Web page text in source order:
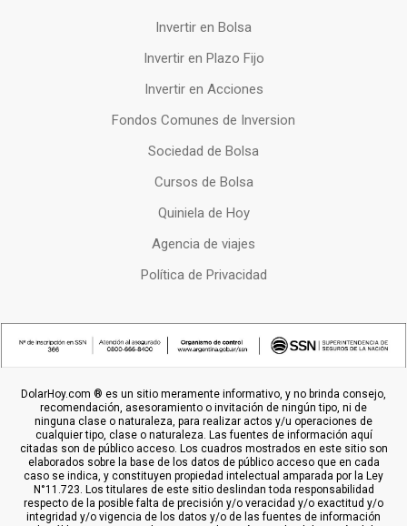
Invertir en Bolsa
Invertir en Plazo Fijo
Invertir en Acciones
Fondos Comunes de Inversion
Sociedad de Bolsa
Cursos de Bolsa
Quiniela de Hoy
Agencia de viajes
Política de Privacidad
DolarHoy.com ® es un sitio meramente informativo, y no brinda consejo,
recomendación, asesoramiento o invitación de ningún tipo, ni de
ninguna clase o naturaleza, para realizar actos y/u operaciones de
cualquier tipo, clase o naturaleza. Las fuentes de información aquí
citadas son de público acceso. Los cuadros mostrados en este sitio son
elaborados sobre la base de los datos de público acceso que en cada
caso se indica, y constituyen propiedad intelectual amparada por la Ley
N°11.723. Los titulares de este sitio deslindan toda responsabilidad
respecto de la posible falta de precisión y/o veracidad y/o exactitud y/o
integridad y/o vigencia de los datos y/o de las fuentes de información